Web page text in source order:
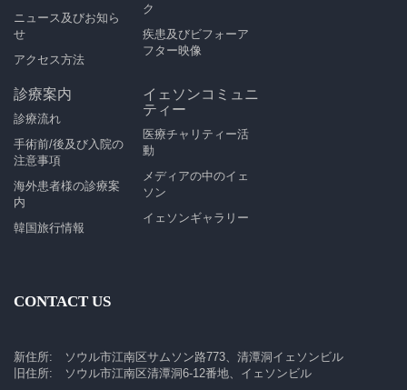
ニュース及びお知ら
せ
アクセス方法
ク
疾患及びビフォーア
フター映像
診療案内
診療流れ
手術前/後及び入院の
注意事項
海外患者様の診療案
内
韓国旅行情報
イェソンコミュニ
ティー
医療チャリティー活
動
メディアの中のイェ
ソン
イェソンギャラリー
CONTACT US
新住所: ソウル市江南区サムソン路773、清潭洞イェソンビル
旧住所: ソウル市江南区清潭洞6-12番地、イェソンビル